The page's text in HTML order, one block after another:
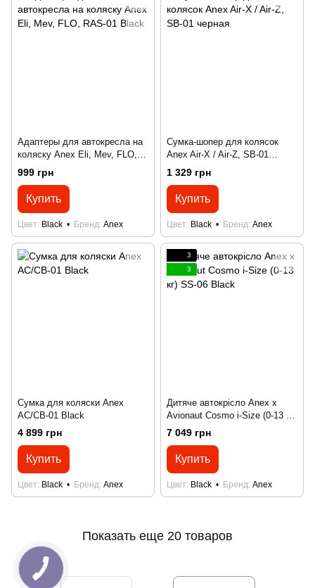
Адаптеры для автокресла на
коляску Anex Eli, Mev, FLO,
RAS-01 Black
999 грн
Купить
Цвет Black Бренд Anex
Сумка-шопер для колясок
Anex Air-X / Air-Z, SB-01
черная
1 329 грн
Купить
Цвет Black Бренд Anex
Сумка для коляски Anex
AC/CB-01 Black
4 899 грн
Купить
Цвет Black Бренд Anex
3
3
Дитяче автокрісло Anex x
Avionaut Cosmo i-Size (0-13 кг)
SS-06 Black
7 049 грн
Купить
Цвет Black Бренд Anex
Показать еще 20 товаров